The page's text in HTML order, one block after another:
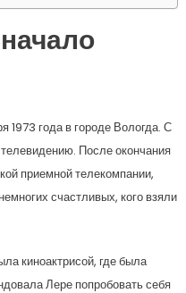
1973 года в городе Вологда. С
После окончания
приемной телекомпании,
счастливых, кого взяли
киноактрисой, где была
Лере попробовать себя